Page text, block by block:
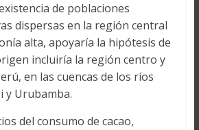
de poblaciones
dispersas en la región central
alta, apoyaría la hipótesis de
incluiría la región centro y
en las cuencas de los ríos
y Urubamba.
del consumo de cacao,